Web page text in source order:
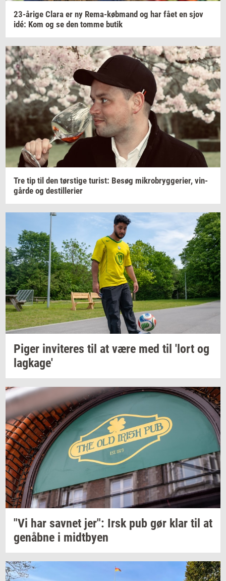
23-​årige Clara er ny Rema-​købmand og har fået en sjov
idé: Kom og se den tomme butik
Tre tip til den tørsti­ge turist: Besøg mi­kro­bryg­ge­ri­er, vin­
går­de og destil­le­ri­er
Piger in­vi­te­res til at være med til 'lort og
lag­ka­ge'
"Vi har sav­net jer": Irsk pub gør klar til at
genåb­ne i midt­by­en